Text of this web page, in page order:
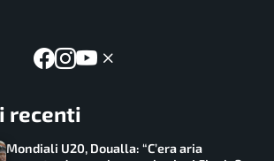
recenti
Mondiali U20, Doualla: “C’era aria